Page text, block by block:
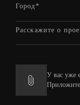
У вас уже
Приложите